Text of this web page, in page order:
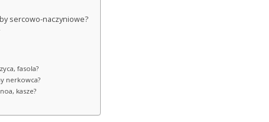
sercowo-naczyniowe?
fasola?
nerkowca?
kasze?